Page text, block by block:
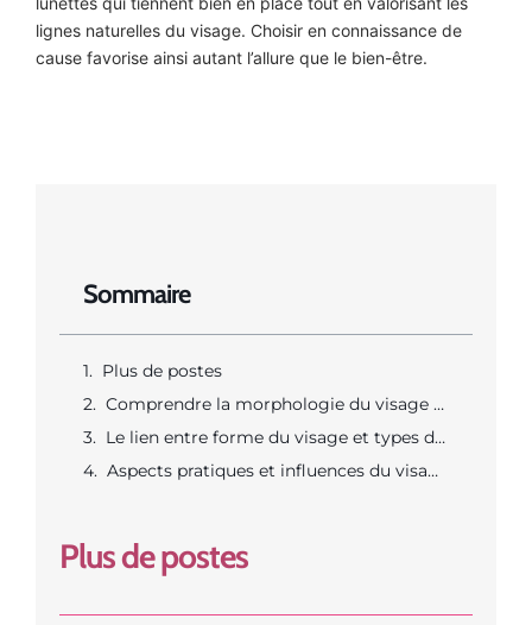
Sommaire
Plus de postes
Comprendre la morphologie du visage pour bien choisir
Le lien entre forme du visage et types de montures
Aspects pratiques et influences du visagisme
Plus de postes
lignes naturelles du visage. Choisir en connaissance de
cause favorise ainsi autant l’allure que le bien-être.